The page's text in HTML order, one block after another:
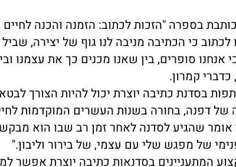
כותבת בספרה "הזכות לכתוב: הזמנה והכנה
לכתוב כי הכתיבה מניבה לנו גוף של יצירה,
אנחנו סופרים, בין שאנו מכנים כך את
קמרון.
בסדנת כתיבה יוצרת יכול להיות הצורך
של דפנה, בחורה בשנות העשרים המוקדמות
אומר שהגיע לסדנה לאחר זמן רב שבו הוא
של מפגש שלי עם עצמי, של בירור וליבון."
המתעניינים בסדנאות כתיבה יוצרת אפשר